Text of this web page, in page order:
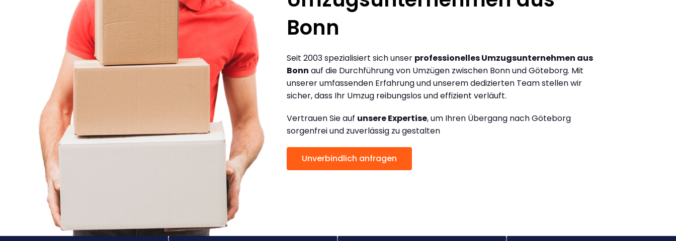
Bonn
Seit 2003 spezialisiert sich unser professionelles Umzugsunternehmen aus
Bonn auf die Durchführung von Umzügen zwischen Bonn und Göteborg. Mit
unserer umfassenden Erfahrung und unserem dedizierten Team stellen wir
sicher, dass Ihr Umzug reibungslos und effizient verläuft.
Vertrauen Sie auf unsere Expertise, um Ihren Übergang nach Göteborg
sorgenfrei und zuverlässig zu gestalten
Unverbindlich anfragen